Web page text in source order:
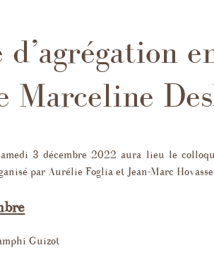
Extraits de
Marceline
3 décembre 2022 aura lieu le
par Aurélie Foglia et Jean-Marc
Guizot